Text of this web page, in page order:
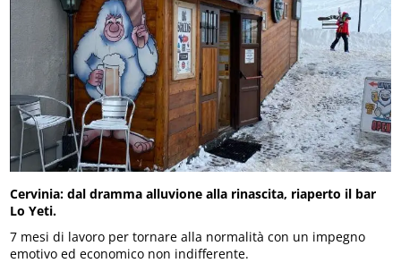
Cervinia: dal dramma alluvione alla rinascita, riaperto il bar
Lo Yeti.
7 mesi di lavoro per tornare alla normalità con un impegno
emotivo ed economico non indifferente.